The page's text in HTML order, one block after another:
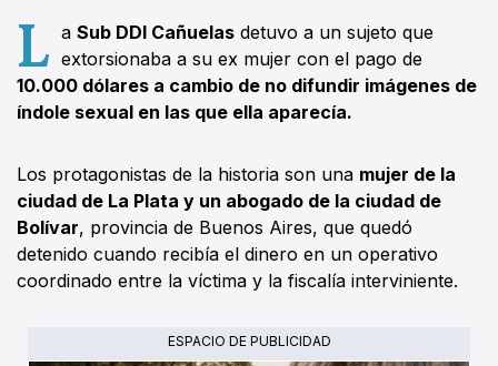
L aSub DDI Cañuelas detuvo a un sujeto que
extorsionaba a su ex mujer con el pago de
10.000 dólares a cambio de no difundir imágenes de
índole sexual en las que ella aparecía.
Los protagonistas de la historia son una mujer de la
ciudad de La Plata y un abogado de la ciudad de
Bolívar, provincia de Buenos Aires, que quedó
detenido cuando recibía el dinero en un operativo
coordinado entre la víctima y la fiscalía interviniente.
ESPACIO DE PUBLICIDAD